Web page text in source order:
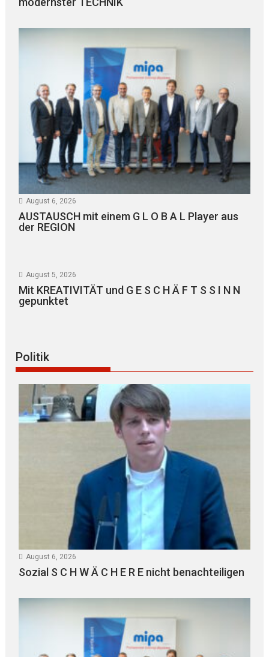
August 6, 2026
AUSTAUSCH mit einem G L O B A L Player aus
der REGION
August 5, 2026
Mit KREATIVITÄT und G E S C H Ä F T S S I N N
gepunktet
Politik
August 6, 2026
Sozial S C H W Ä C H E R E nicht benachteiligen